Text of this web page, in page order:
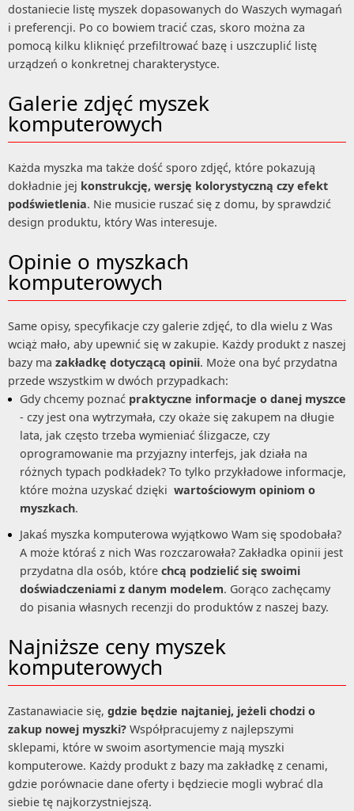
dostaniecie listę myszek dopasowanych do Waszych wymagań
i preferencji. Po co bowiem tracić czas, skoro można za
pomocą kilku kliknięć przefiltrować bazę i uszczuplić listę
urządzeń o konkretnej charakterystyce.
Galerie zdjęć myszek
komputerowych
Każda myszka ma także dość sporo zdjęć, które pokazują
dokładnie jej konstrukcję, wersję kolorystyczną czy efekt
podświetlenia. Nie musicie ruszać się z domu, by sprawdzić
design produktu, który Was interesuje.
Opinie o myszkach
komputerowych
Same opisy, specyfikacje czy galerie zdjęć, to dla wielu z Was
wciąż mało, aby upewnić się w zakupie. Każdy produkt z naszej
bazy ma zakładkę dotyczącą opinii. Może ona być przydatna
przede wszystkim w dwóch przypadkach:
Gdy chcemy poznać praktyczne informacje o danej myszce
- czy jest ona wytrzymała, czy okaże się zakupem na długie
lata, jak często trzeba wymieniać ślizgacze, czy
oprogramowanie ma przyjazny interfejs, jak działa na
różnych typach podkładek? To tylko przykładowe informacje,
które można uzyskać dzięki wartościowym opiniom o
myszkach.
Jakaś myszka komputerowa wyjątkowo Wam się spodobała?
A może któraś z nich Was rozczarowała? Zakładka opinii jest
przydatna dla osób, które chcą podzielić się swoimi
doświadczeniami z danym modelem. Gorąco zachęcamy
do pisania własnych recenzji do produktów z naszej bazy.
Najniższe ceny myszek
komputerowych
Zastanawiacie się, gdzie będzie najtaniej, jeżeli chodzi o
zakup nowej myszki? Współpracujemy z najlepszymi
sklepami, które w swoim asortymencie mają myszki
komputerowe. Każdy produkt z bazy ma zakładkę z cenami,
gdzie porównacie dane oferty i będziecie mogli wybrać dla
siebie tę najkorzystniejszą.